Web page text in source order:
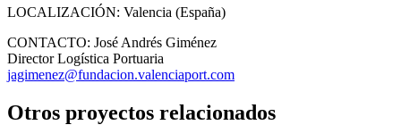
LOCALIZACIÓN: Valencia (España)
CONTACTO: José Andrés Giménez
Director Logística Portuaria
jagimenez@fundacion.valenciaport.com
Otros proyectos relacionados